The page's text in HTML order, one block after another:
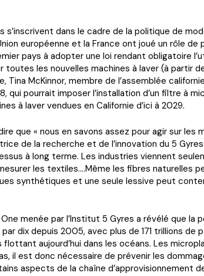
s’inscrivent dans le cadre de la politique de
européenne et la France ont joué un rôle de
pays à adopter une loi rendant obligatoire
toutes les nouvelles machines à laver (à partir
Tina McKinnor, membre de l’assemblée
qui pourrait imposer l’installation d’un filtre à
à laver vendues en Californie d’ici à 2029.
que « nous en savons assez pour agir sur les
de la recherche et de l’innovation du 5
à long terme. Les industries viennent
les textiles….Même les fibres naturelles
synthétiques et une seule lessive peut
menée par l’Institut 5 Gyres a révélé que la
dix depuis 2005, avec plus de 171 trillions de
aujourd’hui dans les océans. Les
il est donc nécessaire de prévenir les
aspects de la chaîne d’approvisionnement